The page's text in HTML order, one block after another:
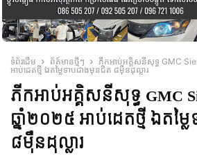
ទំព័រដើម ព័ត៍មានថ្មីៗ
ភីកអាប់អគ្គិសនីសុទ្ធ GMC
អាប់ដេតថ្មី ឯតម្លៃទាបជាងមុនជិត ៨មុឺនដុល្លារ
ភីកអាប់អគ្គិសនីសុទ្ធ GMC
ឆ្នាំ២០២៥ អាប់ដេតថ្មី ឯតម្
៨មុឺនដុល្លារ